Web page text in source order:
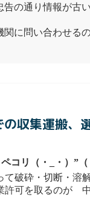
告の通り情報が古
関に問い合わせる
収集運搬、
ペコリ（・_・）”
て破砕・切断・溶
許可を取るのが